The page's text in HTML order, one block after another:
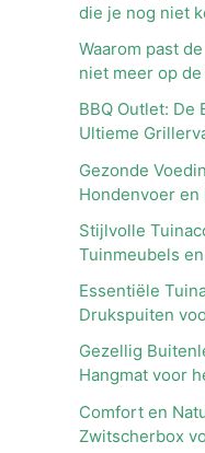
die je nog niet
Waarom past
niet meer op de
BBQ Outlet: De
Ultieme
Gezonde
Hondenvoer
Stijlvolle
Tuinmeubels
Essentiële
Drukspuiten
Gezellig
Hangmat voor
Comfort en
Zwitscherbox